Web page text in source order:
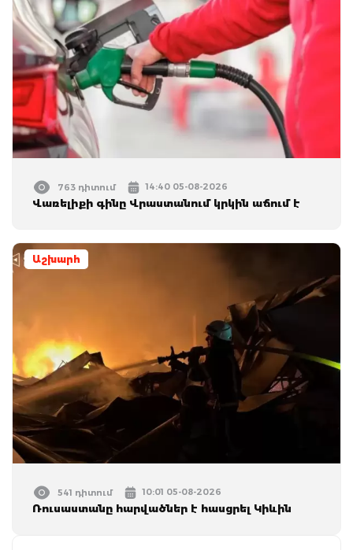
763 դիտում 14:40 05-08-2026
Վառելիքի գինը Վրաստանում կրկին աճում է
Աշխարհ
541 դիտում 10:01 05-08-2026
Ռուսաստանը հարվածներ է հասցրել Կիևին